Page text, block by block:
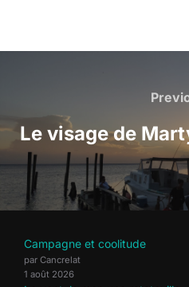
l’article
Le visage de
Campagne et coolitude
par Cancrelat
1 août 2026